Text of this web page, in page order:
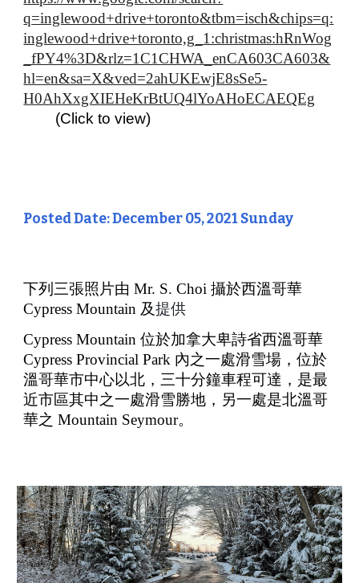
q=inglewood+drive+toronto&tbm=isch&chips=q:
inglewood+drive+toronto,g_1:christmas:hRnWog
_fPY4%3D&rlz=1C1CHWA_enCA603CA603&
hl=en&sa=X&ved=2ahUKEwjE8sSe5-
H0AhXxgXIEHeKrBtUQ4lYoAHoECAEQEg
(Click to view)
Posted Date: December 05, 2021 Sunday
下列三張照片由 Mr. S. Choi攝於西溫哥華
Cypress Mountain 及提供
Cypress Mountain位於加拿大卑詩省西溫哥華
Cypress Provincial Park 內之一處滑雪場，位於
溫哥華市中心以北，三十分鐘車程可達，是最
近市區其中之一處滑雪勝地，另一處是北溫哥
華之Mountain Seymour。